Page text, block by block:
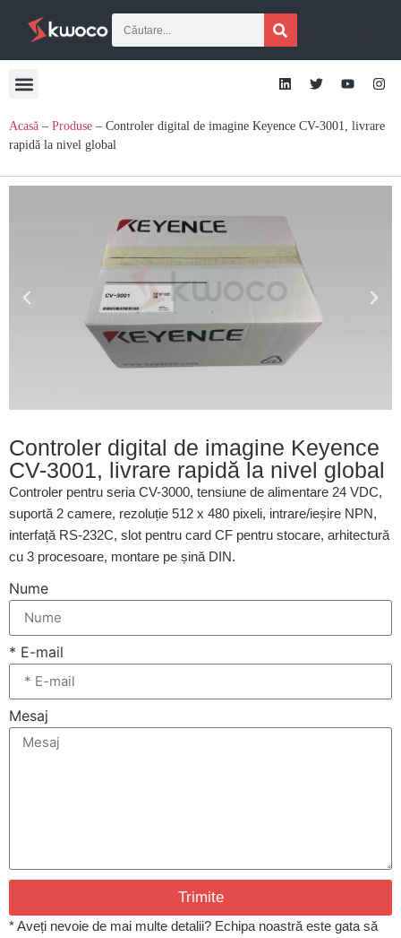
Acasă – Produse – Controler digital de imagine Keyence CV-3001, livrare
rapidă la nivel global
Controler digital de imagine Keyence
CV-3001, livrare rapidă la nivel global
Controler pentru seria CV-3000, tensiune de alimentare 24 VDC,
suportă 2 camere, rezoluție 512 x 480 pixeli, intrare/ieșire NPN,
interfață RS-232C, slot pentru card CF pentru stocare, arhitectură
cu 3 procesoare, montare pe șină DIN.
Nume
* E-mail
Mesaj
Trimite
* Aveți nevoie de mai multe detalii? Echipa noastră este gata să